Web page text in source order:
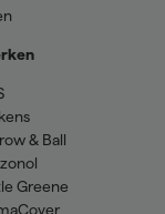
& Ball
Greene